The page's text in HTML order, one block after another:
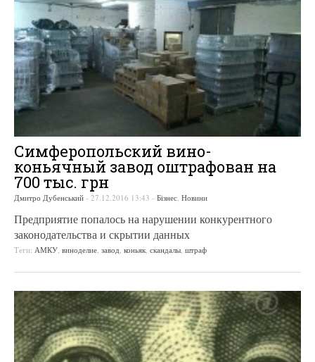
Симферопольский вино-
коньячный завод оштрафован на
700 тыс. грн
Дмитро Дубенський - 27.12.2016 13:43 - Бізнес Новини
Предприятие попалось на нарушении конкурентного
законодательства и скрытии данных
Теги: АМКУ виноделие завод коньяк скандалы штраф